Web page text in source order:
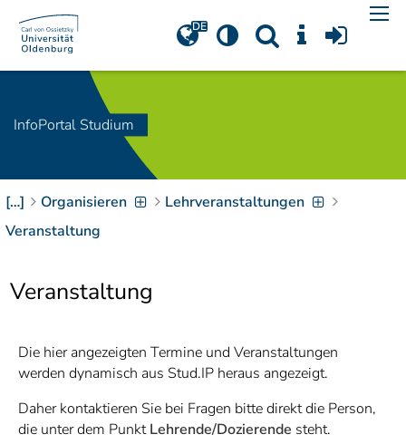
Navigation[Access-Key 1
Choose other language
Zum Inhalt springen
[Access-Key 2
Zur Suche springen
[Access-Key 4]
Zur Hauptnavigation
Zielgruppennavigation
springen
Zur
Brotkrumennavigation
7]
Informationen zur
InfoPortal Studium
[…] Organisieren
Lehrveranstaltungen
Veranstaltung
Veranstaltung
Die hier angezeigten Termine und Veranstaltungen
werden dynamisch aus Stud.IP heraus angezeigt.
Daher kontaktieren Sie bei Fragen bitte direkt die Person,
die unter dem PunktLehrende/Dozierende steht.